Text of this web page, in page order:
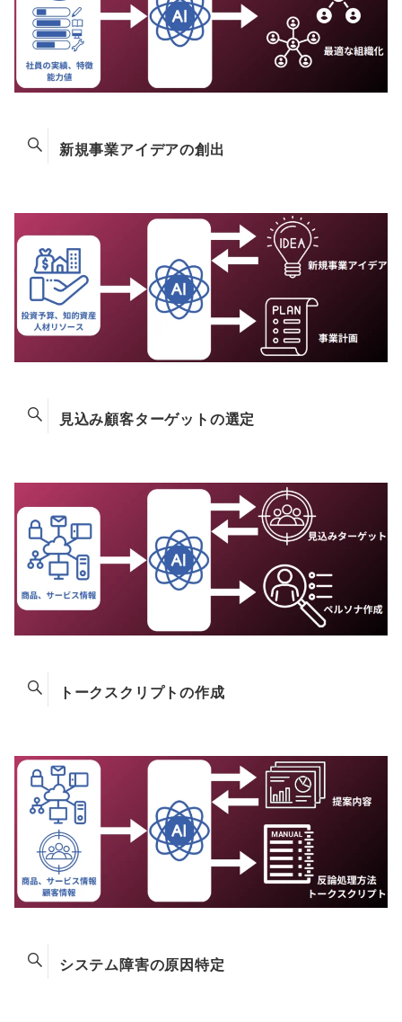
新規事業アイデアの創出
見込み顧客ターゲットの選定
トークスクリプトの作成
システム障害の原因特定